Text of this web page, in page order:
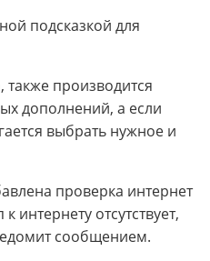
подсказкой для
производится
дополнений, а если
выбрать нужное и
проверка интернет
интернету отсутствует,
сообщением.